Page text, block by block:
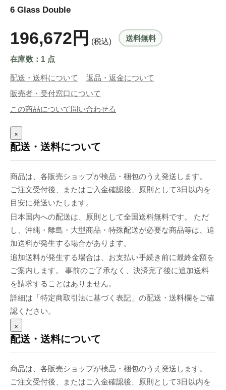
6 Glass Double
196,672円 (税込) 送料無料
在庫数：1 点
配送・送料について
返品・返金について
販売者・受付窓口について
この商品について問い合わせる
×
配送・送料について
商品は、各販売ショップが検品・梱包のうえ発送します。
ご注文受付後、またはご入金確認後、原則として3日以内を
目安に発送いたします。
日本国内への配送は、原則として全国送料無料です。 ただ
し、沖縄・離島・大型商品・特殊配送が必要な商品等は、追
加送料が発生する場合があります。
追加送料が発生する場合は、お支払い手続き前に最終金額を
ご案内します。 事前のご了承なく、決済完了後に追加送料
を請求することはありません。
詳細は「特定商取引法に基づく表記」の配送・送料欄をご確
認ください。
×
配送・送料について
商品は、各販売ショップが検品・梱包のうえ発送します。
ご注文受付後、またはご入金確認後、原則として3日以内を